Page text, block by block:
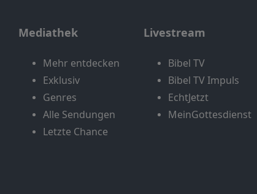
Mediathek
Mehr entdecken
Exklusiv
Genres
Alle Sendungen
Letzte Chance
Livestream
Bibel TV
Bibel TV Impuls
EchtJetzt
MeinGottesdienst